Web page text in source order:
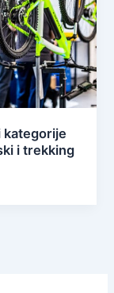
kategorije
i trekking